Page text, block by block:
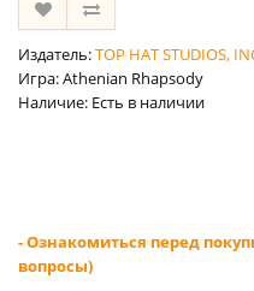
Издатель:TOP HAT STUDIOS,
Игра: Athenian Rhapsody
Наличие: Есть в наличии
- Ознакомиться перед
вопросы)